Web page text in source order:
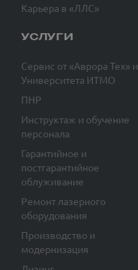
Карьера в «ЛЛС»
УСЛУГИ
Сервис от «Аврора Тех» и
Университета ИТМО
ПНР
Инструктаж и обучение
персонала
Гарантийное и
постгарантийное
облуживание
Ремонт лазерного
оборудования
Производство и
модернизация